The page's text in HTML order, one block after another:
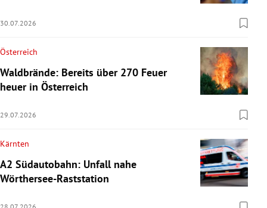
30.07.2026
Österreich
Waldbrände: Bereits über 270 Feuer
heuer in Österreich
29.07.2026
Kärnten
A2 Südautobahn: Unfall nahe
Wörthersee-Raststation